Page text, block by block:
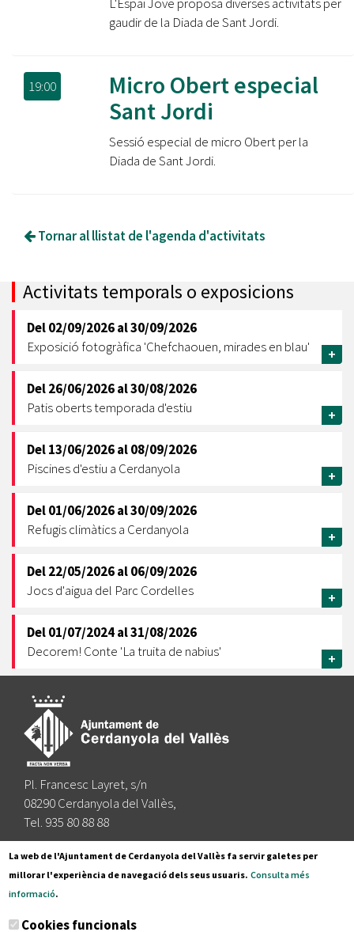
gaudir de la Diada de Sant Jordi.
19:00
Micro Obert especial
Sant Jordi
Sessió especial de micro Obert per la
Diada de Sant Jordi.
Tornar al llistat de l'agenda d'activitats
Activitats temporals o exposicions
Del02/09/2026al30/09/2026
Exposició fotogràfica 'Chefchaouen, mirades en blau'
+
Del26/06/2026al30/08/2026
Patis oberts temporada d'estiu
+
Del13/06/2026al08/09/2026
Piscines d'estiu a Cerdanyola
+
Del01/06/2026al30/09/2026
Refugis climàtics a Cerdanyola
+
Del22/05/2026al06/09/2026
Jocs d'aigua del Parc Cordelles
+
Del01/07/2024al31/08/2026
Decorem! Conte 'La truita de nabius'
+
Pl. Francesc Layret, s/n
08290 Cerdanyola del Vallès,
Tel. 935 80 88 88
Segueix-nos a:
Subscriu-te al nostre butlletí
La web de l'Ajuntament de Cerdanyola del Vallès fa servir galetes per
millorar l'experiència de navegació dels seus usuaris. Consulta més
informació.
Cookies funcionals